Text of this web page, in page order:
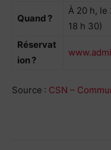
Quand ?
À 20 h, le
18 h 30)
Réservat
ion ?
Source : CSN –